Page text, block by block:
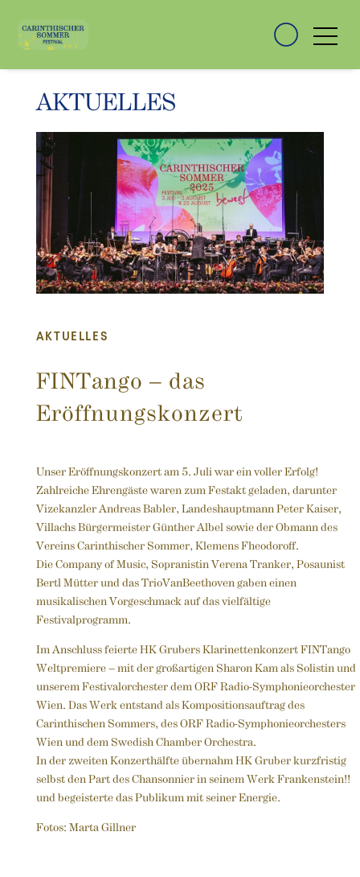
AKTUELLES
AKTUELLES
FINTango – das
Eröffnungskonzert
Unser Eröffnungskonzert am 5. Juli war ein voller Erfolg!
Zahlreiche Ehrengäste waren zum Festakt geladen, darunter
Vizekanzler Andreas Babler, Landeshauptmann Peter Kaiser,
Villachs Bürgermeister Günther Albel sowie der Obmann des
Vereins Carinthischer Sommer, Klemens Fheodoroff.
Die Company of Music, Sopranistin Verena Tranker, Posaunist
Bertl Mütter und das TrioVanBeethoven gaben einen
musikalischen Vorgeschmack auf das vielfältige
Festivalprogramm.
Im Anschluss feierte HK Grubers Klarinettenkonzert FINTango
Weltpremiere – mit der großartigen Sharon Kam als Solistin und
unserem Festivalorchester dem ORF Radio-Symphonieorchester
Wien. Das Werk entstand als Kompositionsauftrag des
Carinthischen Sommers, des ORF Radio-Symphonieorchesters
Wien und dem Swedish Chamber Orchestra.
In der zweiten Konzerthälfte übernahm HK Gruber kurzfristig
selbst den Part des Chansonnier in seinem Werk Frankenstein!!
und begeisterte das Publikum mit seiner Energie.
Fotos: Marta Gillner